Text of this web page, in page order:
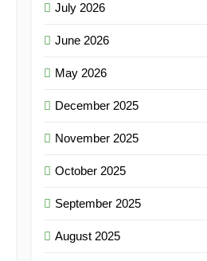
July 2026
June 2026
May 2026
December 2025
November 2025
October 2025
September 2025
August 2025